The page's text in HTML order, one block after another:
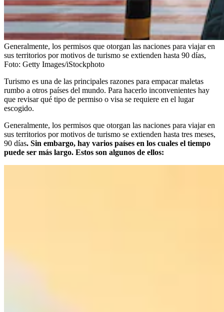
Generalmente, los permisos que otorgan las naciones para viajar en
sus territorios por motivos de turismo se extienden hasta 90 días,
Foto: Getty Images/iStockphoto
Turismo es una de las principales razones para empacar maletas
rumbo a otros países del mundo. Para hacerlo inconvenientes hay
que revisar qué tipo de permiso o visa se requiere en el lugar
escogido.
Generalmente, los permisos que otorgan las naciones para viajar en
sus territorios por motivos de turismo se extienden hasta tres meses,
90 días. Sin embargo, hay varios países en los cuales el tiempo
puede ser más largo. Estos son algunos de ellos: